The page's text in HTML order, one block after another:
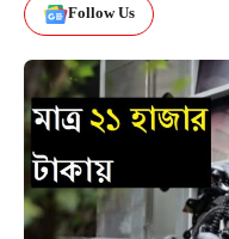
Follow Us